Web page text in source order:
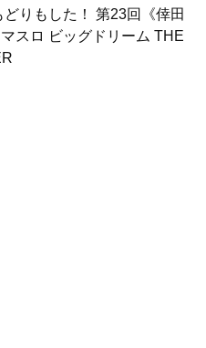
りもした！ 第23回《倖田
スロ ビッグドリーム THE